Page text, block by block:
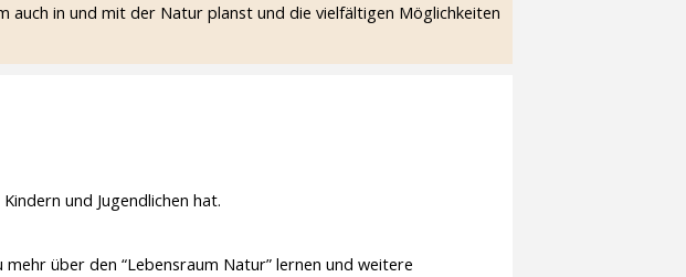
auch in und mit der Natur planst und die vielfältigen Möglichkeiten
und Jugendlichen hat.
über den “Lebensraum Natur” lernen und weitere